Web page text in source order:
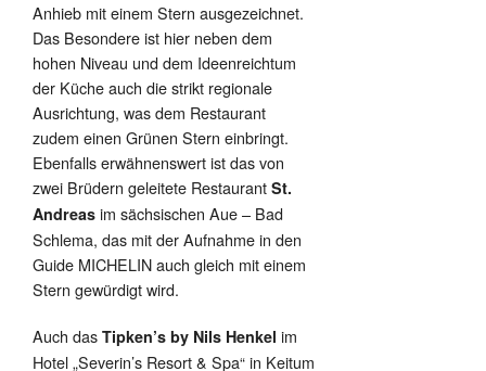
Anhieb mit einem Stern ausgezeichnet.
Das Besondere ist hier neben dem
hohen Niveau und dem Ideenreichtum
der Küche auch die strikt regionale
Ausrichtung, was dem Restaurant
zudem einen Grünen Stern einbringt.
Ebenfalls erwähnenswert ist das von
zwei Brüdern geleitete Restaurant St.
Andreas im sächsischen Aue – Bad
Schlema, das mit der Aufnahme in den
Guide MICHELIN auch gleich mit einem
Stern gewürdigt wird.
Auch das Tipken’s by Nils Henkel im
Hotel „Severin’s Resort & Spa“ in Keitum